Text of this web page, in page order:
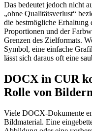
Das bedeutet jedoch nicht
„ohne Qualitätsverlust“
die bestmögliche Erhaltung
Proportionen und der
Grenzen des Zielformats.
Symbol, eine einfache
lässt sich daraus oft eine
DOCX in CUR
Rolle von
Viele DOCX-Dokumente
Bildmaterial. Eine